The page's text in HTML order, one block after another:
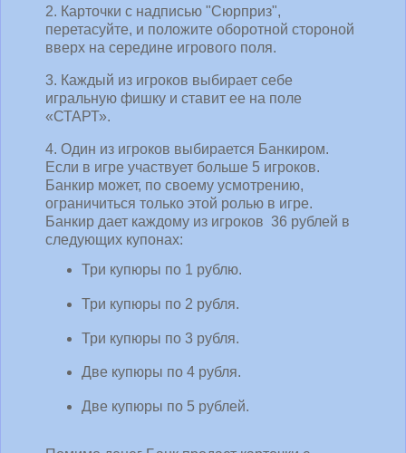
2. Карточки с надписью "Сюрприз",
перетасуйте, и положите оборотной стороной
вверх на середине игрового поля.
3. Каждый из игроков выбирает себе
игральную фишку и ставит ее на поле
«СТАРТ».
4. Один из игроков выбирается Банкиром.
Если в игре участвует больше 5 игроков.
Банкир может, по своему усмотрению,
ограничиться только этой ролью в игре.
Банкир дает каждому из игроков 36 рублей в
следующих купонах:
Три купюры по 1 рублю.
Три купюры по 2 рубля.
Три купюры по 3 рубля.
Две купюры по 4 рубля.
Две купюры по 5 рублей.